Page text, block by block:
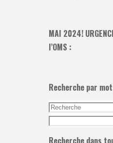
MAI 2024!
l’OMS :
Recherche par
Recherche
pour: